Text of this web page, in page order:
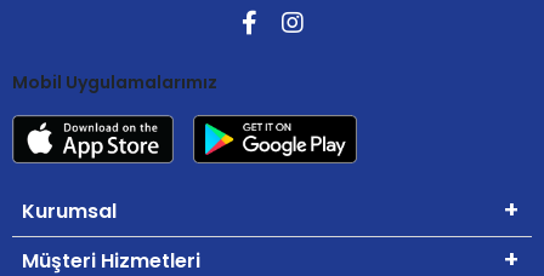
Mobil Uygulamalarımız
Kurumsal
Müşteri Hizmetleri